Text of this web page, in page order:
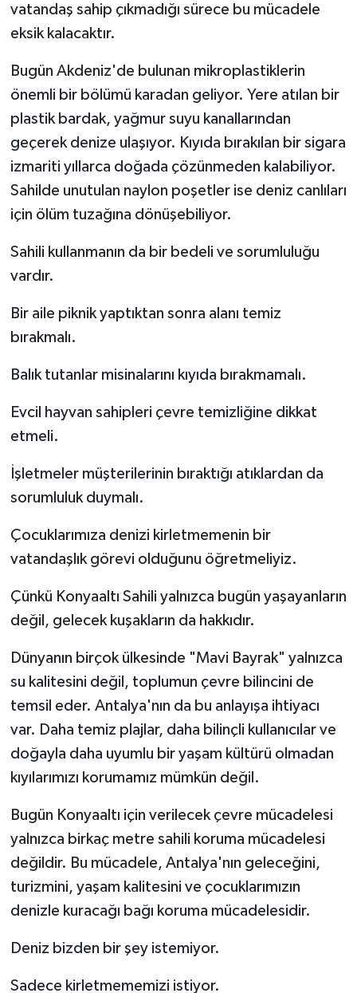
vatandaş sahip çıkmadığı sürece bu mücadele
eksik kalacaktır.
Bugün Akdeniz'de bulunan mikroplastiklerin
önemli bir bölümü karadan geliyor. Yere atılan bir
plastik bardak, yağmur suyu kanallarından
geçerek denize ulaşıyor. Kıyıda bırakılan bir sigara
izmariti yıllarca doğada çözünmeden kalabiliyor.
Sahilde unutulan naylon poşetler ise deniz canlıları
için ölüm tuzağına dönüşebiliyor.
Sahili kullanmanın da bir bedeli ve sorumluluğu
vardır.
Bir aile piknik yaptıktan sonra alanı temiz
bırakmalı.
Balık tutanlar misinalarını kıyıda bırakmamalı.
Evcil hayvan sahipleri çevre temizliğine dikkat
etmeli.
İşletmeler müşterilerinin bıraktığı atıklardan da
sorumluluk duymalı.
Çocuklarımıza denizi kirletmemenin bir
vatandaşlık görevi olduğunu öğretmeliyiz.
Çünkü Konyaaltı Sahili yalnızca bugün yaşayanların
değil, gelecek kuşakların da hakkıdır.
Dünyanın birçok ülkesinde "Mavi Bayrak" yalnızca
su kalitesini değil, toplumun çevre bilincini de
temsil eder. Antalya'nın da bu anlayışa ihtiyacı
var. Daha temiz plajlar, daha bilinçli kullanıcılar ve
doğayla daha uyumlu bir yaşam kültürü olmadan
kıyılarımızı korumamız mümkün değil.
Bugün Konyaaltı için verilecek çevre mücadelesi
yalnızca birkaç metre sahili koruma mücadelesi
değildir. Bu mücadele, Antalya'nın geleceğini,
turizmini, yaşam kalitesini ve çocuklarımızın
denizle kuracağı bağı koruma mücadelesidir.
Deniz bizden bir şey istemiyor.
Sadece kirletmememizi istiyor.